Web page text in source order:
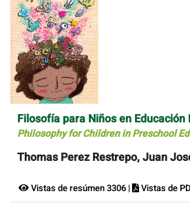
Filosofía para Niños en Educación
Philosophy for Children in Preschool
Thomas Perez Restrepo, Juan
Vistas de resúmen 3306 | Vistas de